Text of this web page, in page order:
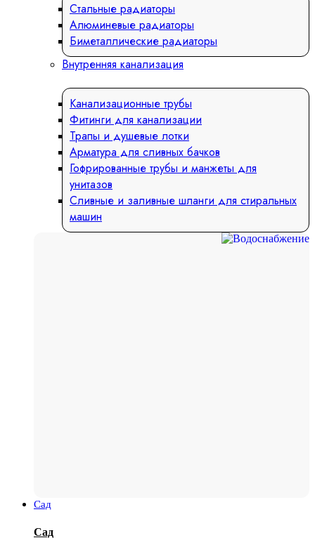
Стальные радиаторы
Алюминевые радиаторы
Биметаллические радиаторы
Внутренняя канализация
Канализационные трубы
Фитинги для канализации
Трапы и душевые лотки
Арматура для сливных бачков
Гофрированные трубы и манжеты для
унитазов
Сливные и заливные шланги для стиральных
машин
Сад
Сад